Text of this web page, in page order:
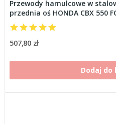
Przewody hamulcowe w
przednia oś HONDA CBX 550
507,80 zł
Dodaj do